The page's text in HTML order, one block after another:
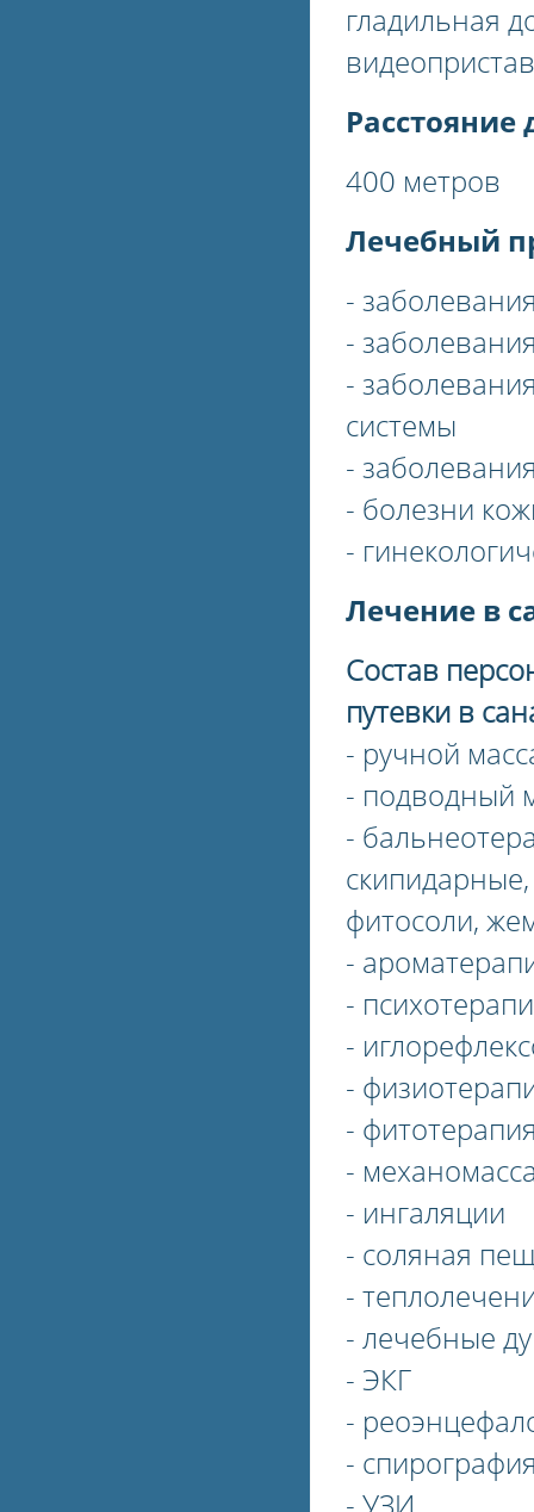
гладильная
Расстояние
400 метров
Лечебный
-
-
-
системы
-
- болезни
-
Лечение в
Состав
путевки в
- ручной
- подводный
-
фитосоли,
-
-
-
-
-
-
- ингаляции
- соляная
-
- лечебные
- ЭКГ
-
-